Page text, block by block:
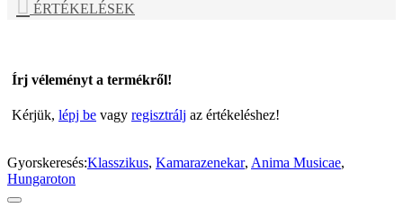
ÉRTÉKELÉSEK
Írj véleményt a termékről!
Kérjük, lépj be vagy regisztrálj az értékeléshez!
Gyorskeresés:Klasszikus, Kamarazenekar, Anima Musicae,
Hungaroton